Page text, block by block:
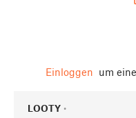
Einloggen um
LOOTY •